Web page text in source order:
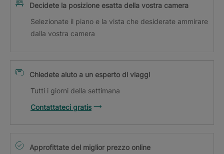
Decidete la posizione esatta della vostra camera
Selezionate il piano e la vista che desiderate ammirare
dalla vostra camera
Chiedete aiuto a un esperto di viaggi
Tutti i giorni della settimana
Contattateci gratis
Approfittate del miglior prezzo online